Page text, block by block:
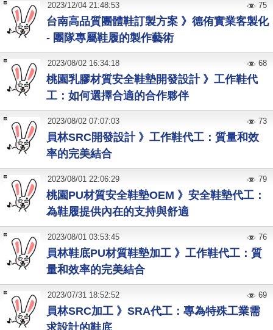
台南高品質團體鞋訂製方案 》德侑實業客製化
- 團隊專屬鞋履的製作藝術
2023/12/04 21:48:53 75
桃園乳膠材質安全鞋墊開發設計 》工作鞋代
工：如何選擇合適的合作夥伴
2023/08/02 16:34:18 68
員林SRC開發設計 》工作鞋代工：質量和效
率的完美結合
2023/08/02 07:07:03 73
桃園PU材質安全鞋墊OEM 》安全鞋墊代工：
為鞋履提供內在的支持與舒適
2023/08/01 22:06:29 79
員林鞋底PU材質鞋墊加工 》工作鞋代工：質
量和效率的完美結合
2023/08/01 03:53:45 76
員林SRC加工 》SRA代工：專為特殊工業需
求設計的鞋底
2023/07/31 18:52:52 69